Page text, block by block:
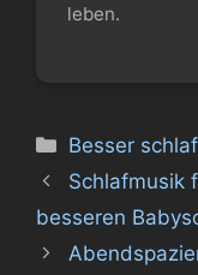
leben.
Kategorien
Besser
Schlafmusik
besseren